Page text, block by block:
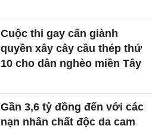
Cuộc thi gay cấn giành
quyền xây cây cầu thép thứ
10 cho dân nghèo miền Tây
Gần 3,6 tỷ đồng đến với các
nạn nhân chất độc da cam